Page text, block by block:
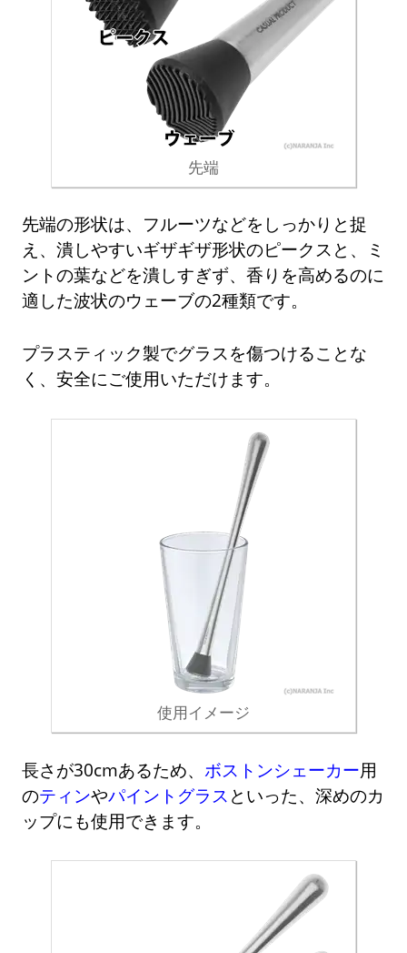
先端
先端の形状は、フルーツなどをしっかりと捉
え、潰しやすいギザギザ形状のピークスと、ミ
ントの葉などを潰しすぎず、香りを高めるのに
適した波状のウェーブの2種類です。
プラスティック製でグラスを傷つけることな
く、安全にご使用いただけます。
使用イメージ
長さが30cmあるため、 ボストンシェーカー用
のティンやパイントグラス といった、深めのカ
ップにも使用できます。